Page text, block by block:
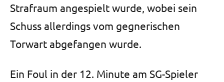
Strafraum angespielt wurde, wobei sein
Schuss allerdings vom gegnerischen
Torwart abgefangen wurde.
Ein Foul in der 12. Minute am SG-Spieler